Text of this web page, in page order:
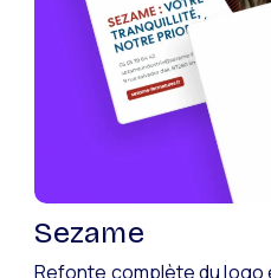
Sezame
Refonte complète du logo